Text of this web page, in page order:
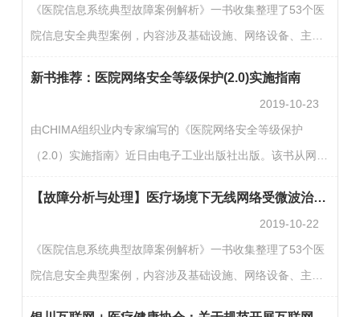
医疗健康市场的深入发展，正在不断扩充其医疗健康人才队
伍。今年9月，谷歌母公司Alphabet聘请了前美国食品和药物
管理局局长Robert Califf博士，担任其健康战略专家并制定
《医院信息系统典型故障案例解析》一书收集整理了53个医
院信息安全典型案例，内容涉及基础设施、网络设备、主机
CHIMA 2019大会发布后即受到医疗信息化同仁的一致好
评。现CHIMA加印了第二版，同时在公众号发布数期典型案
例，为大家分享信息安全事故经验，避免事故重现，共建医
院信息安全网络。【案例概述】案例关键字：网站广告外部
网站JS文件网站访问大部分是外部向内部网络的访问行为，
新书推荐：医院网络安全等级保护(2.0)实施指南
2019-10-23
由CHIMA组织业内专家编写的《医院网络安全等级保护
（2.0）实施指南》近日由电子工业出版社出版。该书从网络
在我国的发展过程。基于近期开展的中国医院网络安全等级
保护状况调查和北京市医疗行业网络安全等级保护现状调
研，给出具体的数据分析结果；之后结合国内外文献调研，
探讨适合医院的网络安全框架；然后以案例为基础，介绍定
级、备案、整改、测评全过程；最后针对等级保护2.0新标准
【故障分析与处理】医疗场境下无线网络受微波治疗仪干扰
2019-10-22
《医院信息系统典型故障案例解析》一书收集整理了53个医
院信息安全典型案例，内容涉及基础设施、网络设备、主机